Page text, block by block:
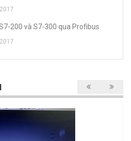
200 và S7-300 qua Profibus